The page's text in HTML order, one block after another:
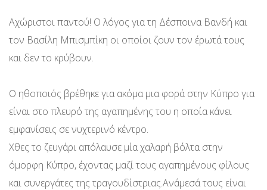
Αχώριστοι παντού! Ο λόγος για τη Δέσποινα Βανδή και
τον Βασίλη Μπισμπίκη οι οποίοι ζουν τον έρωτά τους
και δεν το κρύβουν.
Ο ηθοποιός βρέθηκε για ακόμα μια φορά στην Κύπρο για
είναι στο πλευρό της αγαπημένης του η οποία κάνει
εμφανίσεις σε νυχτερινό κέντρο.
Χθες το ζευγάρι απόλαυσε μία χαλαρή βόλτα στην
όμορφη Κύπρο, έχοντας μαζί τους αγαπημένους φίλους
και συνεργάτες της τραγουδίστριας.Ανάμεσά τους είναι